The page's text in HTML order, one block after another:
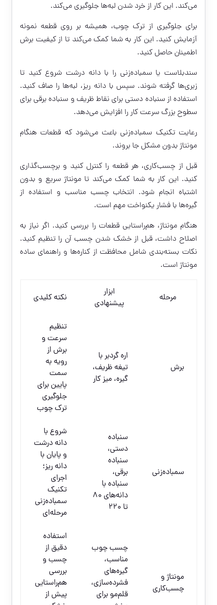
می‌کند. این کار از خرد شدن لبه‌ها جلوگیری می‌کند.
برای جلوگیری از ترک چوب، همیشه بر روی قطعه نمونه
آزمایش کنید. این کار به شما کمک می‌کند تا از کیفیت برش
اطمینان حاصل کنید.
سندبلاست یا سمباده‌زنی را با دانه درشت شروع کنید تا
زبری‌ها گرفته شوند. سپس با دانه ریز، لبه‌ها را صاف کنید.
استفاده از سنباده دستی برای نقاط ظریف و سنباده برقی برای
سطوح بزرگ سرعت کار را افزایش می‌دهد.
رعایت تکنیک سمباده‌زنی باعث می‌شود که قطعات هنگام
مونتاژ بدون مشکل جا بروند.
قبل از چسب‌کاری، هر قطعه را کنترل کنید و برچسب‌گذاری
کنید. این کار به شما کمک می‌کند تا مونتاژ سریع و بدون
اشتباه انجام شود. انتخاب چسب مناسب و استفاده از
گیره‌ها با فشار یکنواخت مهم است.
هنگام مونتاژ، هم‌راستایی قطعات را بررسی کنید. اگر نیاز به
اصلاح داشت، قبل از خشک شدن چسب آن را تنظیم کنید.
نکات بسته‌بندی شامل محافظت از کناره‌ها و راهنمای ساده
مونتاژ است.
مرحله
ابزار
پیشنهادی
نکته کلیدی
برش
اره گردبر با
تیغه ظریف،
گیره، میز کار
تنظیم
سرعت و
برش از
رویه به
سمت
پایین برای
جلوگیری
ترک چوب
سمباده‌زنی
سنباده
دستی،
سنباده
برقی،
سنباده با
دانه‌های 80
تا 220
شروع با
دانه درشت
و پایان با
دانه ریز؛
اجرای
تکنیک
سمباده‌زنی
مرحله‌ای
مونتاژ و
چسب‌کاری
چسب چوب
مناسب،
گیره‌های
فشرده‌سازی،
قلم‌مو برای
استفاده
دقیق از
چسب و
بررسی
هم‌راستایی
پیش از